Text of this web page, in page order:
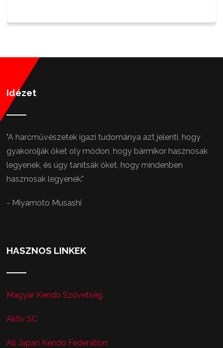
Idézet
"A harcművészetek igazi tudománya azt jelenti, hogy
gyakorolják őket oly módon, hogy bármikor hasznosak
legyenek, és úgy tanítsák őket, hogy mindenben
hasznosak legyenek."
- Miyamoto Musashi
HASZNOS LINKEK
Magyar Kendo Szövetség
Aktív SC
All Japan Kendo Federation